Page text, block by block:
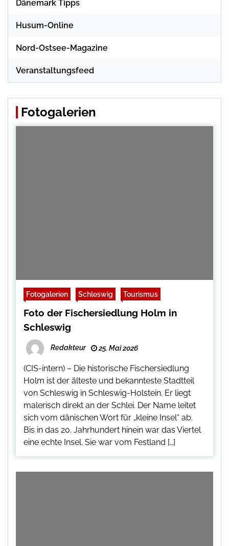
Dänemark Tipps
Husum-Online
Nord-Ostsee-Magazine
Veranstaltungsfeed
Fotogalerien
Fotogalerien Schleswig Tourismus
Foto der Fischersiedlung Holm in
Schleswig
Redakteur 25. Mai 2026
(CIS-intern) – Die historische Fischersiedlung
Holm ist der älteste und bekannteste Stadtteil
von Schleswig in Schleswig-Holstein. Er liegt
malerisch direkt an der Schlei. Der Name leitet
sich vom dänischen Wort für „kleine Insel“ ab.
Bis in das 20. Jahrhundert hinein war das Viertel
eine echte Insel. Sie war vom Festland […]